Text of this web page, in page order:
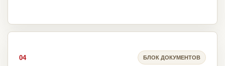
04 БЛОК ДОКУМЕНТОВ